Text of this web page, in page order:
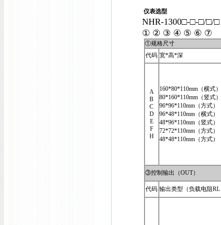
仪表选型
NHR-1300□-□-□/□/
① ② ③ ④ ⑤ ⑥ ⑦
①规格尺寸
代码 宽*高*深
A
B
C
D
E
F
H
160*80*110mm（横式）
80*160*110mm（竖式）
96*96*110mm（方式）
96*48*110mm（横式）
48*96*110mm（竖式）
72*72*110mm（方式）
48*48*110mm（方式）
③控制输出（OUT）
代码 输出类型（负载电阻RL